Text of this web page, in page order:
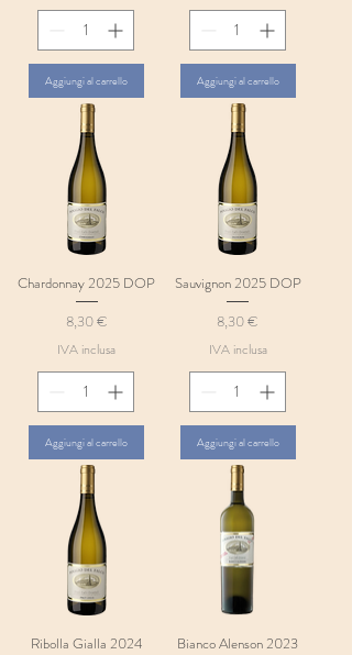
Aggiungi al carrello Aggiungi al carrello
Chardonnay 2025 DOP
Prezzo
8,30 €
IVA inclusa
Aggiungi al carrello
Sauvignon 2025 DOP
Prezzo
8,30 €
IVA inclusa
Aggiungi al carrello
Ribolla Gialla 2024
Bianco Alenson 2023